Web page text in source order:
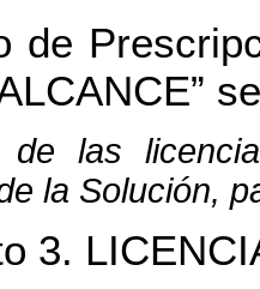
de
de las
la Solución,
3.